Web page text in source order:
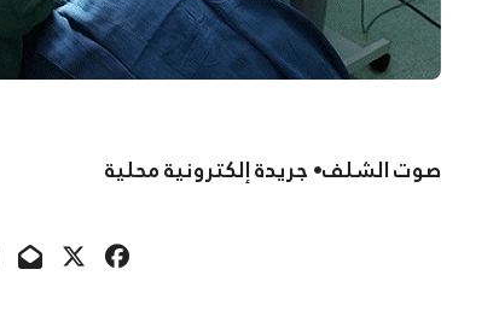
صوت الشلف• جريدة إلكترونية محلية